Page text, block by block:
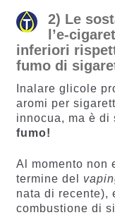
2) Le
l’e-
inferiori
fumo di
Inalare glicole
aromi per
innocua, ma è di
fumo!
Al momento non
termine del
nata di recente),
combustione di